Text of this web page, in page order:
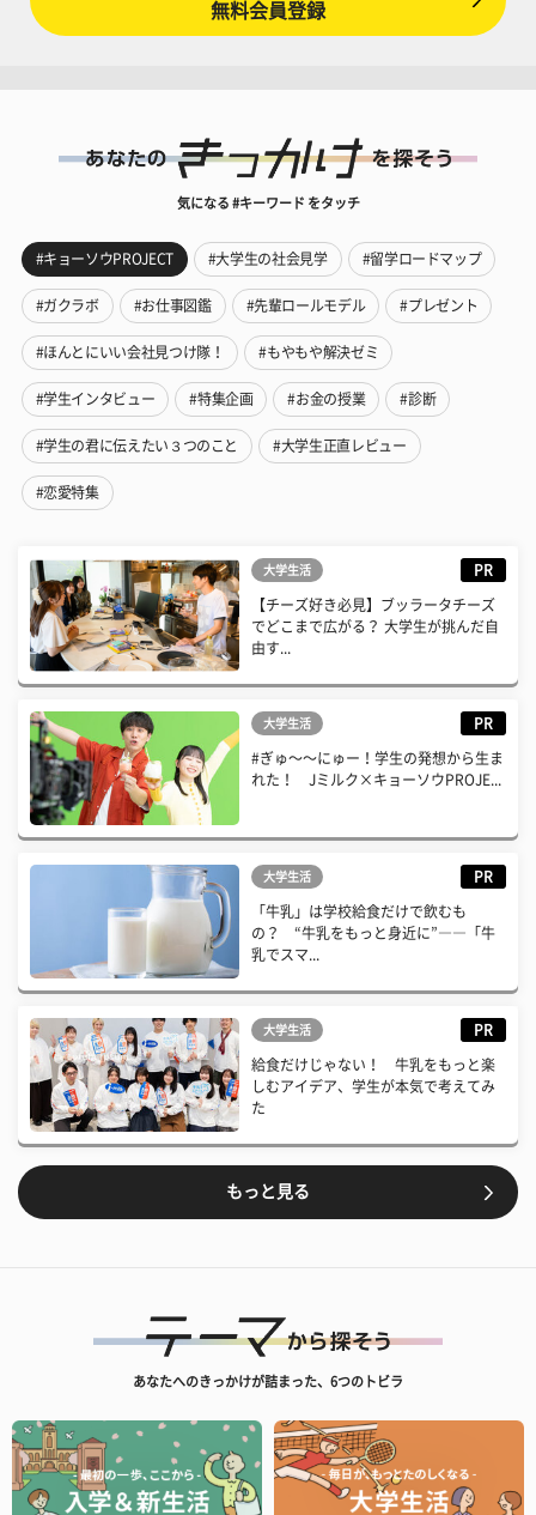
無料会員登録
気になる #キーワード をタッチ
#キョーソウPROJECT #大学生の社会見学 #留学ロードマップ
#ガクラボ #お仕事図鑑 #先輩ロールモデル #プレゼント
#ほんとにいい会社見つけ隊！ #もやもや解決ゼミ
#学生インタビュー #特集企画 #お金の授業 #診断
#学生の君に伝えたい３つのこと #大学生正直レビュー
#恋愛特集
大学生活 PR
【チーズ好き必見】ブッラータチーズ
でどこまで広がる？ 大学生が挑んだ自
由す...
大学生活 PR
#ぎゅ〜〜にゅー！学生の発想から生ま
れた！ Jミルク×キョーソウPROJE...
大学生活 PR
「牛乳」は学校給食だけで飲むも
の？ “牛乳をもっと身近に”――「牛
乳でスマ...
大学生活 PR
給食だけじゃない！ 牛乳をもっと楽
しむアイデア、学生が本気で考えてみ
た
もっと見る
あなたへのきっかけが詰まった、6つのトビラ